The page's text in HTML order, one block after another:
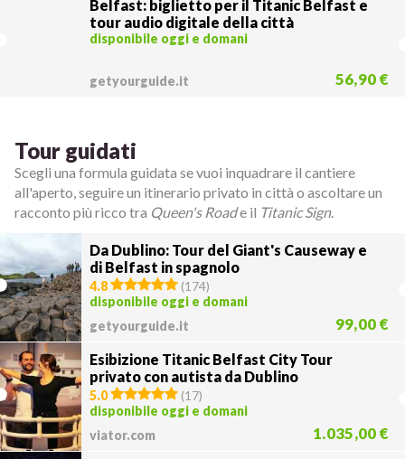
Belfast: biglietto per il Titanic Belfast e
tour audio digitale della città
disponibile oggi e domani
getyourguide.it 56,90 €
Tour guidati
Scegli una formula guidata se vuoi inquadrare il cantiere
all'aperto, seguire un itinerario privato in città o ascoltare un
racconto più ricco tra Queen's Roade il Titanic Sign.
Da Dublino: Tour del Giant's Causeway e
di Belfast in spagnolo
4.8 (174)
disponibile oggi e domani
getyourguide.it
99,00 €
Esibizione Titanic Belfast City Tour
privato con autista da Dublino
5.0 (17)
disponibile oggi e domani
viator.com
1.035,00 €